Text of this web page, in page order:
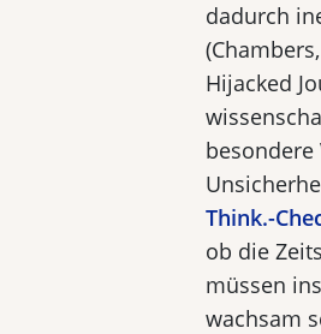
dadurch
Hijacked
Think.-
ob die
müssen
wachsam